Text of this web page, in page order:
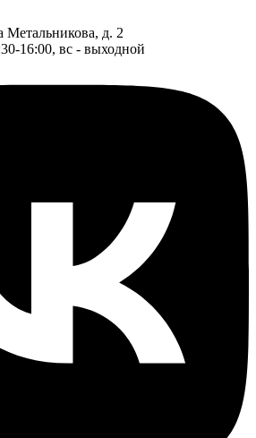
Метальникова, д. 2
16:00, вс - выходной